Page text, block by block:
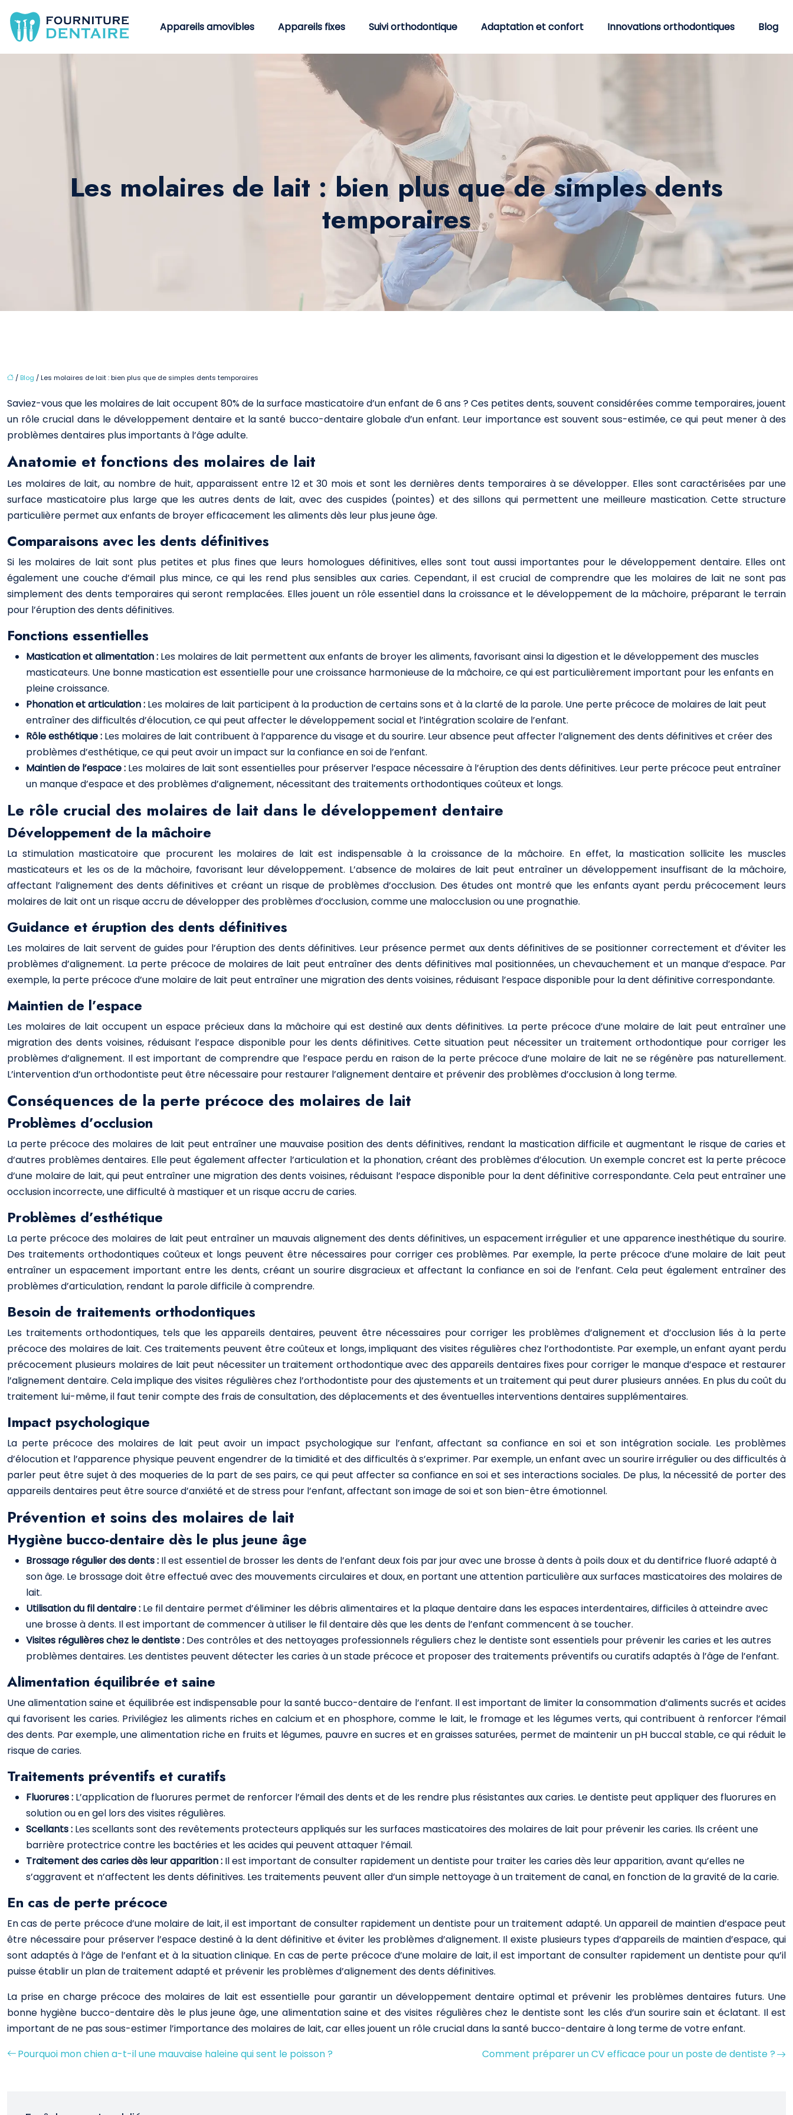
Appareils amovibles Appareils fixes Suivi orthodontique Adaptation et confort Innovations orthodontiques Blog
Les molaires de lait : bien plus que de simples dents
temporaires
/ Blog / Les molaires de lait : bien plus que de simples dents temporaires
Saviez-vous que les molaires de lait occupent 80% de la surface masticatoire d’un enfant de 6 ans ? Ces petites dents, souvent considérées comme temporaires, jouent
un rôle crucial dans le développement dentaire et la santé bucco-dentaire globale d’un enfant. Leur importance est souvent sous-estimée, ce qui peut mener à des
problèmes dentaires plus importants à l’âge adulte.
Anatomie et fonctions des molaires de lait
Les molaires de lait, au nombre de huit, apparaissent entre 12 et 30 mois et sont les dernières dents temporaires à se développer. Elles sont caractérisées par une
surface masticatoire plus large que les autres dents de lait, avec des cuspides (pointes) et des sillons qui permettent une meilleure mastication. Cette structure
particulière permet aux enfants de broyer efficacement les aliments dès leur plus jeune âge.
Comparaisons avec les dents définitives
Si les molaires de lait sont plus petites et plus fines que leurs homologues définitives, elles sont tout aussi importantes pour le développement dentaire. Elles ont
également une couche d’émail plus mince, ce qui les rend plus sensibles aux caries. Cependant, il est crucial de comprendre que les molaires de lait ne sont pas
simplement des dents temporaires qui seront remplacées. Elles jouent un rôle essentiel dans la croissance et le développement de la mâchoire, préparant le terrain
pour l’éruption des dents définitives.
Fonctions essentielles
Mastication et alimentation : Les molaires de lait permettent aux enfants de broyer les aliments, favorisant ainsi la digestion et le développement des muscles
masticateurs. Une bonne mastication est essentielle pour une croissance harmonieuse de la mâchoire, ce qui est particulièrement important pour les enfants en
pleine croissance.
Phonation et articulation : Les molaires de lait participent à la production de certains sons et à la clarté de la parole. Une perte précoce de molaires de lait peut
entraîner des difficultés d’élocution, ce qui peut affecter le développement social et l’intégration scolaire de l’enfant.
Rôle esthétique : Les molaires de lait contribuent à l’apparence du visage et du sourire. Leur absence peut affecter l’alignement des dents définitives et créer des
problèmes d’esthétique, ce qui peut avoir un impact sur la confiance en soi de l’enfant.
Maintien de l’espace : Les molaires de lait sont essentielles pour préserver l’espace nécessaire à l’éruption des dents définitives. Leur perte précoce peut entraîner
un manque d’espace et des problèmes d’alignement, nécessitant des traitements orthodontiques coûteux et longs.
Le rôle crucial des molaires de lait dans le développement dentaire
Développement de la mâchoire
La stimulation masticatoire que procurent les molaires de lait est indispensable à la croissance de la mâchoire. En effet, la mastication sollicite les muscles
masticateurs et les os de la mâchoire, favorisant leur développement. L’absence de molaires de lait peut entraîner un développement insuffisant de la mâchoire,
affectant l’alignement des dents définitives et créant un risque de problèmes d’occlusion. Des études ont montré que les enfants ayant perdu précocement leurs
molaires de lait ont un risque accru de développer des problèmes d’occlusion, comme une malocclusion ou une prognathie.
Guidance et éruption des dents définitives
Les molaires de lait servent de guides pour l’éruption des dents définitives. Leur présence permet aux dents définitives de se positionner correctement et d’éviter les
problèmes d’alignement. La perte précoce de molaires de lait peut entraîner des dents définitives mal positionnées, un chevauchement et un manque d’espace. Par
exemple, la perte précoce d’une molaire de lait peut entraîner une migration des dents voisines, réduisant l’espace disponible pour la dent définitive correspondante.
Maintien de l’espace
Les molaires de lait occupent un espace précieux dans la mâchoire qui est destiné aux dents définitives. La perte précoce d’une molaire de lait peut entraîner une
migration des dents voisines, réduisant l’espace disponible pour les dents définitives. Cette situation peut nécessiter un traitement orthodontique pour corriger les
problèmes d’alignement. Il est important de comprendre que l’espace perdu en raison de la perte précoce d’une molaire de lait ne se régénère pas naturellement.
L’intervention d’un orthodontiste peut être nécessaire pour restaurer l’alignement dentaire et prévenir des problèmes d’occlusion à long terme.
Conséquences de la perte précoce des molaires de lait
Problèmes d’occlusion
La perte précoce des molaires de lait peut entraîner une mauvaise position des dents définitives, rendant la mastication difficile et augmentant le risque de caries et
d’autres problèmes dentaires. Elle peut également affecter l’articulation et la phonation, créant des problèmes d’élocution. Un exemple concret est la perte précoce
d’une molaire de lait, qui peut entraîner une migration des dents voisines, réduisant l’espace disponible pour la dent définitive correspondante. Cela peut entraîner une
occlusion incorrecte, une difficulté à mastiquer et un risque accru de caries.
Problèmes d’esthétique
La perte précoce des molaires de lait peut entraîner un mauvais alignement des dents définitives, un espacement irrégulier et une apparence inesthétique du sourire.
Des traitements orthodontiques coûteux et longs peuvent être nécessaires pour corriger ces problèmes. Par exemple, la perte précoce d’une molaire de lait peut
entraîner un espacement important entre les dents, créant un sourire disgracieux et affectant la confiance en soi de l’enfant. Cela peut également entraîner des
problèmes d’articulation, rendant la parole difficile à comprendre.
Besoin de traitements orthodontiques
Les traitements orthodontiques, tels que les appareils dentaires, peuvent être nécessaires pour corriger les problèmes d’alignement et d’occlusion liés à la perte
précoce des molaires de lait. Ces traitements peuvent être coûteux et longs, impliquant des visites régulières chez l’orthodontiste. Par exemple, un enfant ayant perdu
précocement plusieurs molaires de lait peut nécessiter un traitement orthodontique avec des appareils dentaires fixes pour corriger le manque d’espace et restaurer
l’alignement dentaire. Cela implique des visites régulières chez l’orthodontiste pour des ajustements et un traitement qui peut durer plusieurs années. En plus du coût du
traitement lui-même, il faut tenir compte des frais de consultation, des déplacements et des éventuelles interventions dentaires supplémentaires.
Impact psychologique
La perte précoce des molaires de lait peut avoir un impact psychologique sur l’enfant, affectant sa confiance en soi et son intégration sociale. Les problèmes
d’élocution et l’apparence physique peuvent engendrer de la timidité et des difficultés à s’exprimer. Par exemple, un enfant avec un sourire irrégulier ou des difficultés à
parler peut être sujet à des moqueries de la part de ses pairs, ce qui peut affecter sa confiance en soi et ses interactions sociales. De plus, la nécessité de porter des
appareils dentaires peut être source d’anxiété et de stress pour l’enfant, affectant son image de soi et son bien-être émotionnel.
Prévention et soins des molaires de lait
Hygiène bucco-dentaire dès le plus jeune âge
Brossage régulier des dents : Il est essentiel de brosser les dents de l’enfant deux fois par jour avec une brosse à dents à poils doux et du dentifrice fluoré adapté à
son âge. Le brossage doit être effectué avec des mouvements circulaires et doux, en portant une attention particulière aux surfaces masticatoires des molaires de
lait.
Utilisation du fil dentaire : Le fil dentaire permet d’éliminer les débris alimentaires et la plaque dentaire dans les espaces interdentaires, difficiles à atteindre avec
une brosse à dents. Il est important de commencer à utiliser le fil dentaire dès que les dents de l’enfant commencent à se toucher.
Visites régulières chez le dentiste : Des contrôles et des nettoyages professionnels réguliers chez le dentiste sont essentiels pour prévenir les caries et les autres
problèmes dentaires. Les dentistes peuvent détecter les caries à un stade précoce et proposer des traitements préventifs ou curatifs adaptés à l’âge de l’enfant.
Alimentation équilibrée et saine
Une alimentation saine et équilibrée est indispensable pour la santé bucco-dentaire de l’enfant. Il est important de limiter la consommation d’aliments sucrés et acides
qui favorisent les caries. Privilégiez les aliments riches en calcium et en phosphore, comme le lait, le fromage et les légumes verts, qui contribuent à renforcer l’émail
des dents. Par exemple, une alimentation riche en fruits et légumes, pauvre en sucres et en graisses saturées, permet de maintenir un pH buccal stable, ce qui réduit le
risque de caries.
Traitements préventifs et curatifs
Fluorures : L’application de fluorures permet de renforcer l’émail des dents et de les rendre plus résistantes aux caries. Le dentiste peut appliquer des fluorures en
solution ou en gel lors des visites régulières.
Scellants : Les scellants sont des revêtements protecteurs appliqués sur les surfaces masticatoires des molaires de lait pour prévenir les caries. Ils créent une
barrière protectrice contre les bactéries et les acides qui peuvent attaquer l’émail.
Traitement des caries dès leur apparition : Il est important de consulter rapidement un dentiste pour traiter les caries dès leur apparition, avant qu’elles ne
s’aggravent et n’affectent les dents définitives. Les traitements peuvent aller d’un simple nettoyage à un traitement de canal, en fonction de la gravité de la carie.
En cas de perte précoce
En cas de perte précoce d’une molaire de lait, il est important de consulter rapidement un dentiste pour un traitement adapté. Un appareil de maintien d’espace peut
être nécessaire pour préserver l’espace destiné à la dent définitive et éviter les problèmes d’alignement. Il existe plusieurs types d’appareils de maintien d’espace, qui
sont adaptés à l’âge de l’enfant et à la situation clinique. En cas de perte précoce d’une molaire de lait, il est important de consulter rapidement un dentiste pour qu’il
puisse établir un plan de traitement adapté et prévenir les problèmes d’alignement des dents définitives.
La prise en charge précoce des molaires de lait est essentielle pour garantir un développement dentaire optimal et prévenir les problèmes dentaires futurs. Une
bonne hygiène bucco-dentaire dès le plus jeune âge, une alimentation saine et des visites régulières chez le dentiste sont les clés d’un sourire sain et éclatant. Il est
important de ne pas sous-estimer l’importance des molaires de lait, car elles jouent un rôle crucial dans la santé bucco-dentaire à long terme de votre enfant.
Pourquoi mon chien a-t-il une mauvaise haleine qui sent le poisson ?
Comment préparer un CV efficace pour un poste de dentiste ?